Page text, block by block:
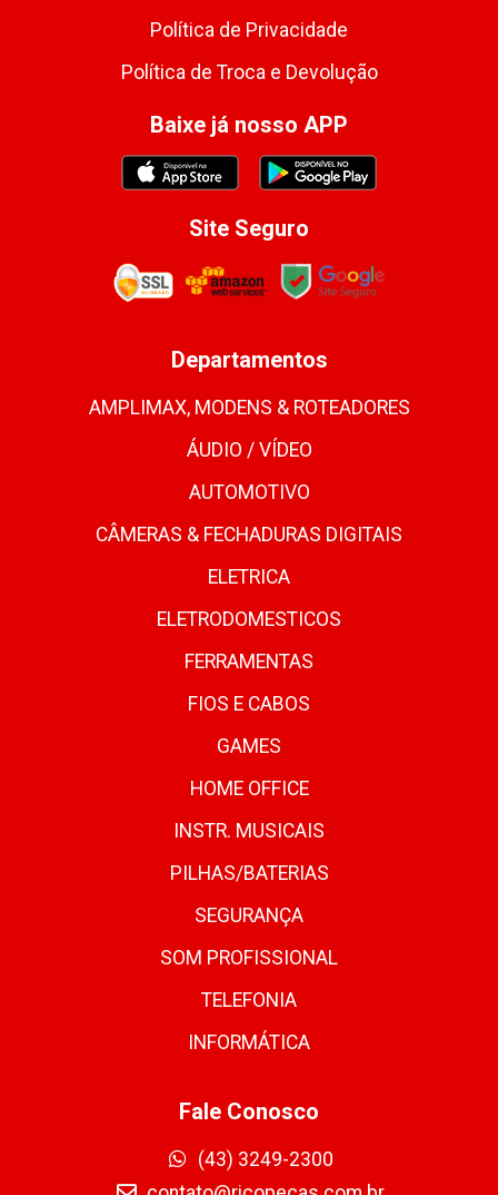
Política de Privacidade
Política de Troca e Devolução
Baixe já nosso APP
Site Seguro
Departamentos
AMPLIMAX, MODENS & ROTEADORES
ÁUDIO / VÍDEO
AUTOMOTIVO
CÂMERAS & FECHADURAS DIGITAIS
ELETRICA
ELETRODOMESTICOS
FERRAMENTAS
FIOS E CABOS
GAMES
HOME OFFICE
INSTR. MUSICAIS
PILHAS/BATERIAS
SEGURANÇA
SOM PROFISSIONAL
TELEFONIA
INFORMÁTICA
Fale Conosco
(43) 3249-2300